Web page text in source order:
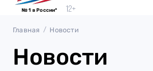
№ 1 в России*
Главная Новости
Новости